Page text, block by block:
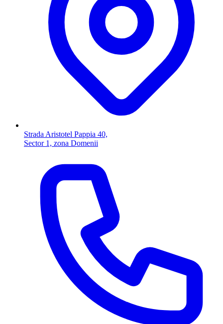
Strada Aristotel Pappia 40,
Sector 1, zona Domenii